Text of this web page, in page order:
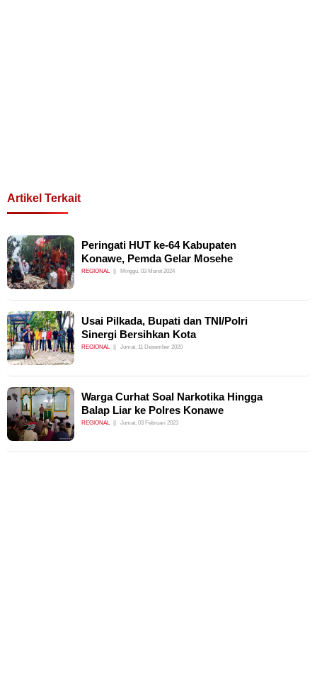
Artikel Terkait
Peringati HUT ke-64 Kabupaten
Konawe, Pemda Gelar Mosehe
REGIONAL Minggu, 03 Maret 2024
Usai Pilkada, Bupati dan TNI/Polri
Sinergi Bersihkan Kota
REGIONAL Jumat, 11 Desember 2020
Warga Curhat Soal Narkotika Hingga
Balap Liar ke Polres Konawe
REGIONAL Jumat, 03 Februari 2023